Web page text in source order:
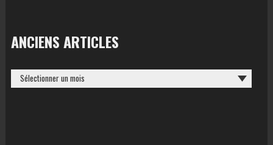
ANCIENS ARTICLES
ANCIENS